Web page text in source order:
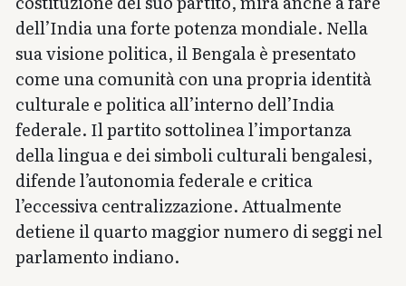
dell’India una forte potenza mondiale. Nella
sua visione politica, il Bengala è presentato
come una comunità con una propria identità
culturale e politica all’interno dell’India
federale. Il partito sottolinea l’importanza
della lingua e dei simboli culturali bengalesi,
difende l’autonomia federale e critica
l’eccessiva centralizzazione. Attualmente
detiene il quarto maggior numero di seggi nel
parlamento indiano.